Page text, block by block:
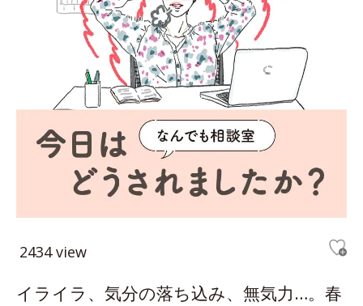
2434 view
イライラ、気分の落ち込み、無気力…。春